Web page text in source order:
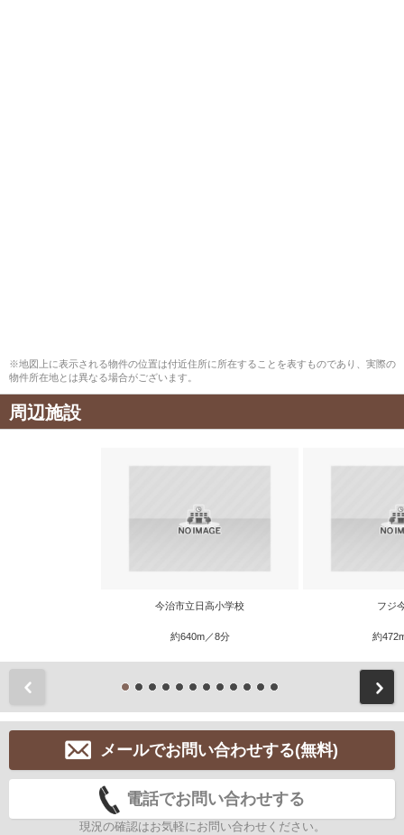
※地図上に表示される物件の位置は付近住所に所在することを表すものであり、実際の
物件所在地とは異なる場合がございます。
周辺施設
今治市立日高小学校
約640m／8分
フジ
約
メールでお問い合わせする(無料)
電話でお問い合わせする
現況の確認はお気軽にお問い合わせください。